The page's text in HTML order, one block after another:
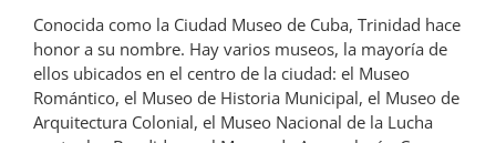
Conocida como la Ciudad Museo de Cuba, Trinidad hace
honor a su nombre. Hay varios museos, la mayoría de
ellos ubicados en el centro de la ciudad: el Museo
Romántico, el Museo de Historia Municipal, el Museo de
Arquitectura Colonial, el Museo Nacional de la Lucha